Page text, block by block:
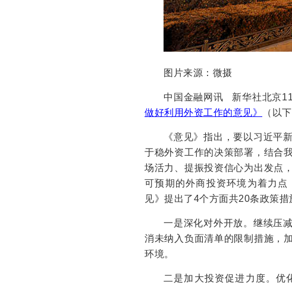
图片来源：微摄
中国金融网讯 新华社北京
做好利用外资工作的意见》
（以
《意见》指出，要以习近平
于稳外资工作的决策部署，结合
场活力、提振投资信心为出发点
可预期的外商投资环境为着力点
见》提出了4个方面共20条政策措
一是深化对外开放。继续压
消未纳入负面清单的限制措施，
环境。
二是加大投资促进力度。优